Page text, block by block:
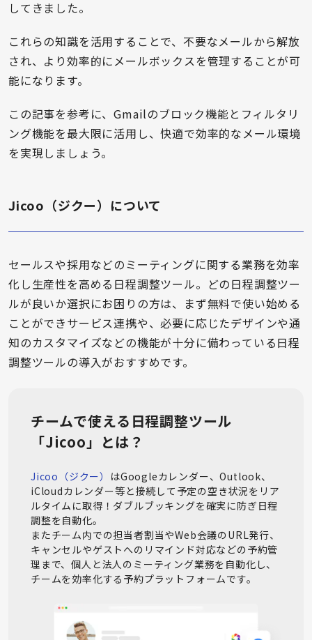
してきました。
これらの知識を活用することで、不要なメールから解放
され、より効率的にメールボックスを管理することが可
能になります。
この記事を参考に、Gmailのブロック機能とフィルタリ
ング機能を最大限に活用し、快適で効率的なメール環境
を実現しましょう。
Jicoo（ジクー）について
セールスや採用などのミーティングに関する業務を効率
化し生産性を高める日程調整ツール。どの日程調整ツー
ルが良いか選択にお困りの方は、まず無料で使い始める
ことができサービス連携や、必要に応じたデザインや通
知のカスタマイズなどの機能が十分に備わっている日程
調整ツールの導入がおすすめです。
チームで使える日程調整ツール
「Jicoo」とは？
Jicoo（ジクー） はGoogleカレンダー、Outlook、
iCloudカレンダー等と接続して予定の空き状況をリア
ルタイムに取得！ダブルブッキングを確実に防ぎ日程
調整を自動化。
またチーム内での担当者割当やWeb会議のURL発行、
キャンセルやゲストへのリマインド対応などの予約管
理まで、個人と法人のミーティング業務を自動化し、
チームを効率化する予約プラットフォームです。